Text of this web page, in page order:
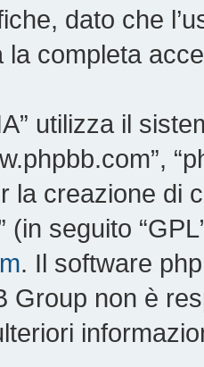
dato che
la completa
utilizza il
la creazione di
(in seguito
. Il software
Group non è